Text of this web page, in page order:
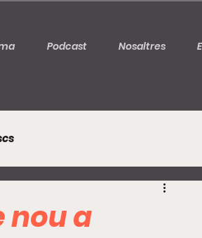
Podcast Nosaltres
nou a